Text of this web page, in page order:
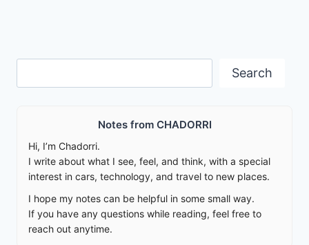
Search
Notes from CHADORRI
Hi, I’m Chadorri.
I write about what I see, feel, and think, with a special
interest in cars, technology, and travel to new places.
I hope my notes can be helpful in some small way.
If you have any questions while reading, feel free to
reach out anytime.